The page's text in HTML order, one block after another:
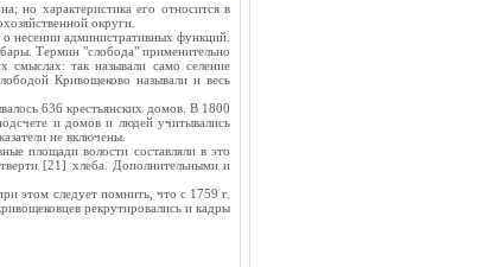
но характеристика его относится в
округи.
несении административных функций.
Термин "слобода" применительно
так называли само селение
Кривощеково называли и весь
636 крестьянских домов. В 1800
и домов и людей учитывались
не включены.
площади волости составляли в это
[21] хлеба. Дополнительными и
этом следует помнить, что с 1759 г.
рекрутировались и кадры